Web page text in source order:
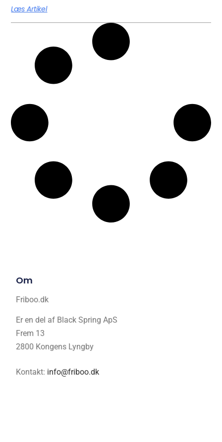
Læs Artikel
Om
Friboo.dk
Er en del af Black Spring ApS
Frem 13
2800 Kongens Lyngby
Kontakt: info@friboo.dk